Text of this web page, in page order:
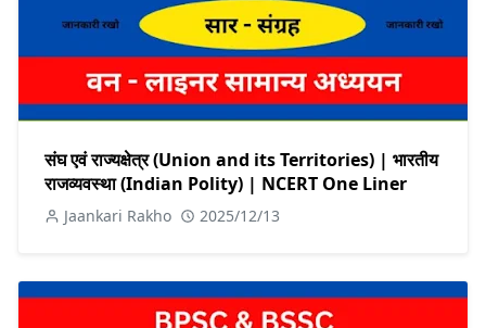
संघ एवं राज्यक्षेत्र (Union and its Territories) | भारतीय
राजव्यवस्था (Indian Polity) | NCERT One Liner
Jaankari Rakho 2025/12/13